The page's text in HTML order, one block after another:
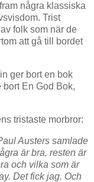
några klassiska
Trist
folk som när de
att gå till bordet
ger bort en bok
En God Bok,
tristaste morbror:
Austers samlade
är bra, resten är
och vilka som är
Det fick jag. Och